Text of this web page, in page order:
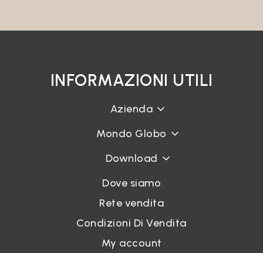
INFORMAZIONI UTILI
Azienda
Mondo Globo
Download
Dove siamo
Rete vendita
Condizioni Di Vendita
My account